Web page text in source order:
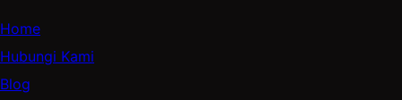
Home
Hubungi Kami
Blog